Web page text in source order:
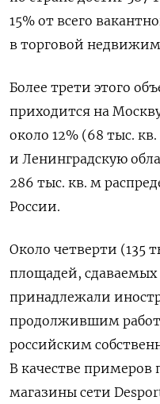
15% от всего
в торговой
Более трети этого
приходится на
около 12% (68 тыс.
и Ленинградскую
286 тыс. кв. м
России.
Около четверти (135
площадей, сдаваемых
принадлежали
продолжившим
российским
В качестве примеров
магазины сети